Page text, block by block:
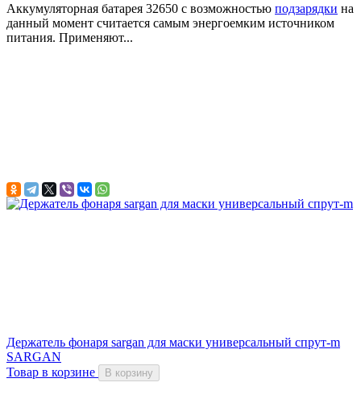
Аккумуляторная батарея 32650 с возможностью подзарядки на
данный момент считается самым энергоемким источником
питания. Применяют...
Держатель фонаря sargan для маски универсальный спрут-m
SARGAN
Товар в корзине
В корзину